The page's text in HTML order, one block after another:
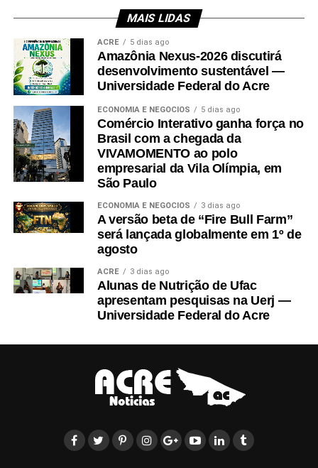
MAIS LIDAS
ACRE 5 dias ago
Amazônia Nexus-2026 discutirá
desenvolvimento sustentável —
Universidade Federal do Acre
ECONOMIA E NEGÓCIOS 5 dias ago
Comércio Interativo ganha força no
Brasil com a chegada da
VIVAMOMENTO ao polo
empresarial da Vila Olímpia, em
São Paulo
ECONOMIA E NEGÓCIOS 3 dias ago
A versão beta de “Fire Bull Farm”
será lançada globalmente em 1º de
agosto
ACRE 3 dias ago
Alunas de Nutrição de Ufac
apresentam pesquisas na Uerj —
Universidade Federal do Acre